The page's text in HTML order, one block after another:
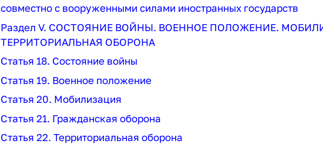
совместно с вооруженными силами иностранных государств
Раздел V. СОСТОЯНИЕ ВОЙНЫ. ВОЕННОЕ ПОЛОЖЕНИЕ.
ТЕРРИТОРИАЛЬНАЯ ОБОРОНА
Статья 18. Состояние войны
Статья 19. Военное положение
Статья 20. Мобилизация
Статья 21. Гражданская оборона
Статья 22. Территориальная оборона